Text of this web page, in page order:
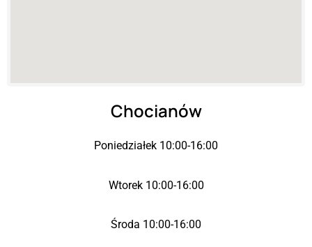
Chocianów
Poniedziałek 10:00-16:00
Wtorek 10:00-16:00
Środa 10:00-16:00